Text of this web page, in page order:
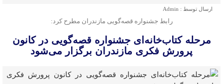
ارسال توسط : Admin
رابط جشنواره قصه‌گویی مازندران مطرح کرد:
مرحله کتاب‌خانه‌ای جشنواره قصه‌گویی در کانون
پرورش فکری مازندران برگزار می‌شود